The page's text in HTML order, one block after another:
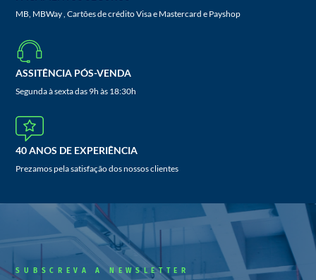
MB, MBWay , Cartões de crédito Visa e Mastercard e Payshop
ASSITÊNCIA PÓS-VENDA
Segunda à sexta das 9h às 18:30h
40 ANOS DE EXPERIÊNCIA
Prezamos pela satisfação dos nossos clientes
SUBSCREVA A NEWSLETTER